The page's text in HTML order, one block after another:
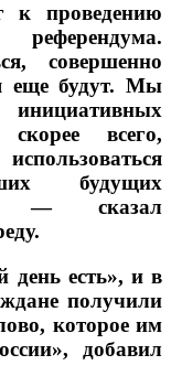
к проведению
совершенно
еще будут. Мы
всего,
будущих
— сказал
день есть», и в
получили
которое им
добавил